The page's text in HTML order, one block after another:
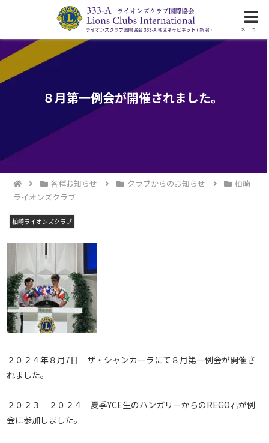
ライオンズクラブ国際協会333-A地区の活動
８月第一例会が開催されました。
各種お知らせ クラブからのお知らせ
柏崎
ライオンズクラブ
柏崎ライオンズクラブ
２０２４年８月7日 ザ・シャンカーラにて８月第一例会が開催さ
れました。
２０２３－２０２４ 夏季YCE生のハンガリーからのREGO君が例
会に参加しました。
メニュー